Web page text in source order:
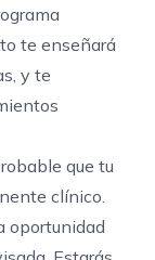
te enseñará
y te
que tu
clínico.
oportunidad